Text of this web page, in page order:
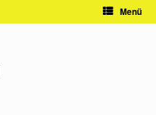
Menü